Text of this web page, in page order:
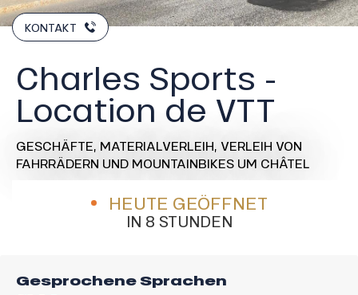
KONTAKT
Charles Sports -
Location de VTT
GESCHÄFTE, MATERIALVERLEIH, VERLEIH VON
FAHRRÄDERN UND MOUNTAINBIKES UM CHÂTEL
HEUTE GEÖFFNET
IN 8 STUNDEN
Gesprochene Sprachen